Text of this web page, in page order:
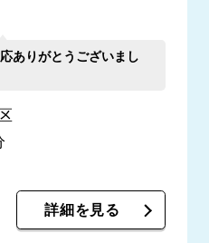
ありがとうございまし
詳細を見る